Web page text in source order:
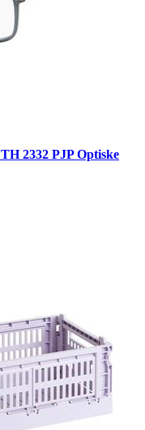
2332 PJP Optiske